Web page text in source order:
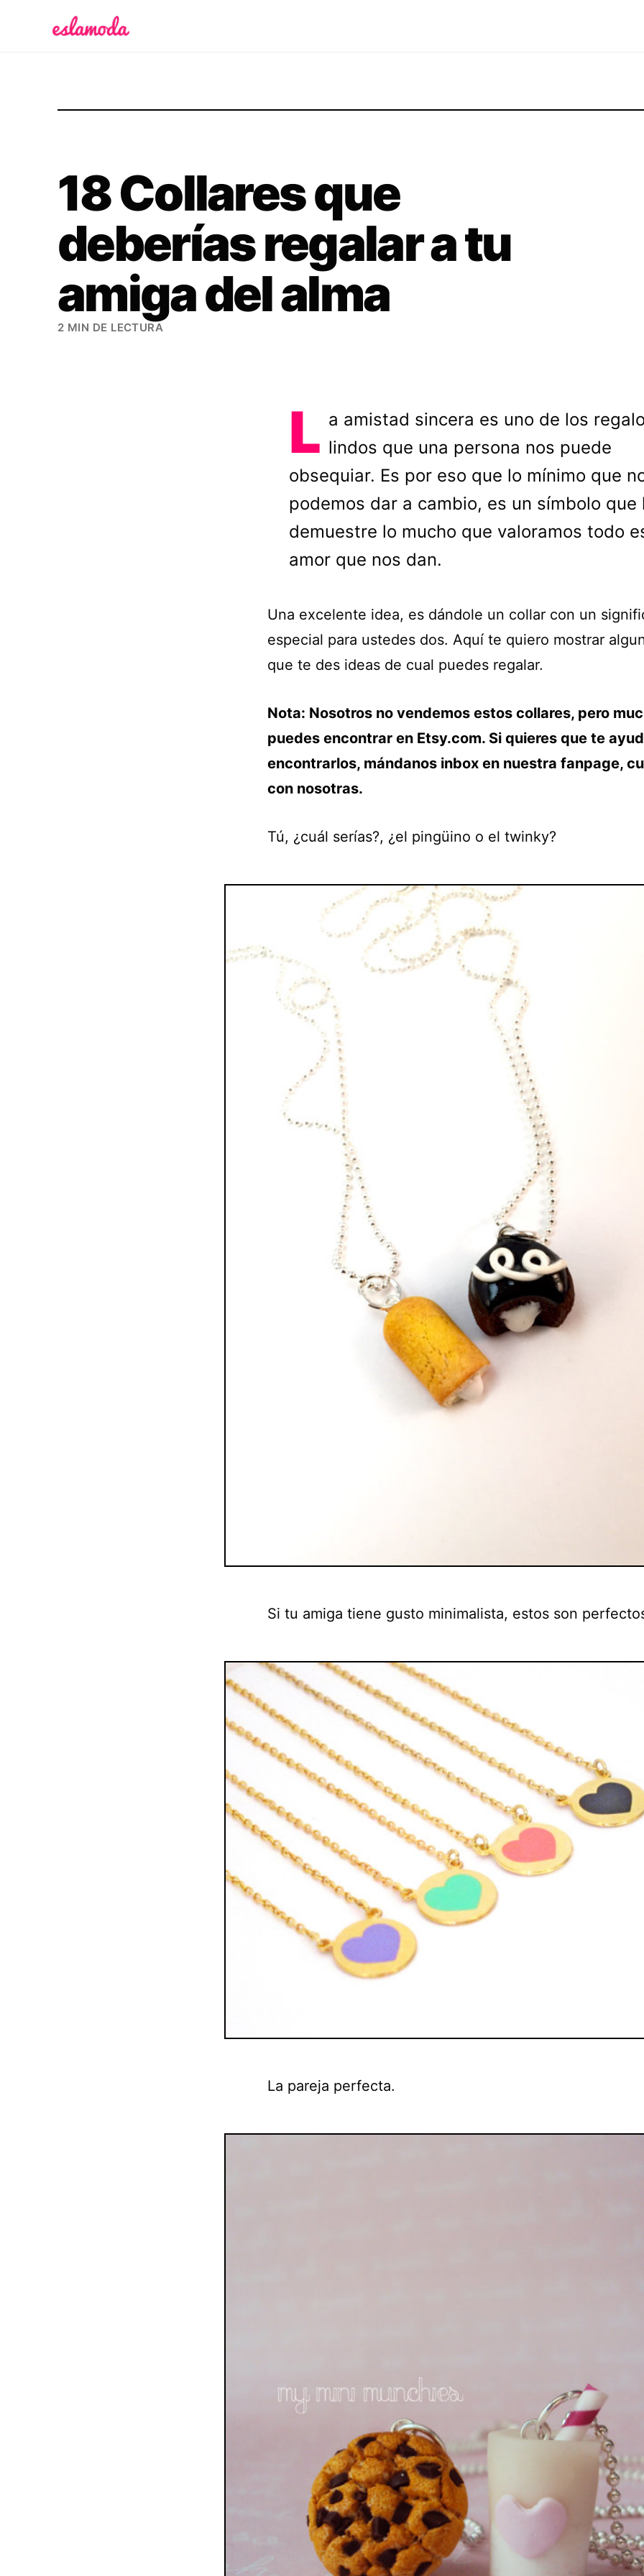
18 Collares que
deberías regalar a tu
amiga del alma
2 MIN DE LECTURA
L a amistad sincera es uno de los
lindos que una persona nos puede
obsequiar. Es por eso que lo mínimo que
podemos dar a cambio, es un símbolo que
demuestre lo mucho que valoramos todo
amor que nos dan.
Una excelente idea, es dándole un collar con un
especial para ustedes dos. Aquí te quiero mostrar
que te des ideas de cual puedes regalar.
Nota: Nosotros no vendemos estos collares, pero
puedes encontrar en Etsy.com. Si quieres que te
encontrarlos, mándanos inbox en nuestra fanpage,
con nosotras.
Tú, ¿cuál serías?, ¿el pingüino o el twinky?
Si tu amiga tiene gusto minimalista, estos son
La pareja perfecta.